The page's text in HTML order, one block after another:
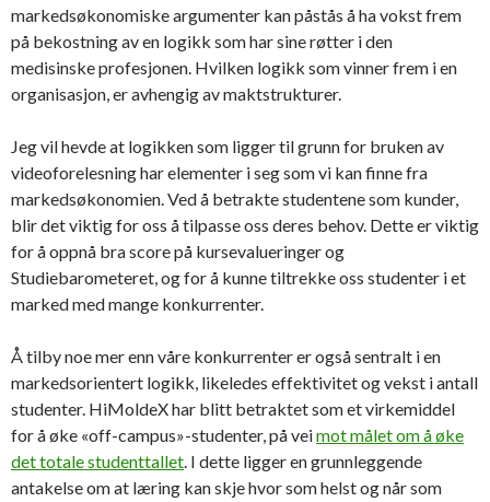
markedsøkonomiske argumenter kan påstås å ha vokst frem
på bekostning av en logikk som har sine røtter i den
medisinske profesjonen. Hvilken logikk som vinner frem i en
organisasjon, er avhengig av maktstrukturer.
Jeg vil hevde at logikken som ligger til grunn for bruken av
videoforelesning har elementer i seg som vi kan finne fra
markedsøkonomien. Ved å betrakte studentene som kunder,
blir det viktig for oss å tilpasse oss deres behov. Dette er viktig
for å oppnå bra score på kursevalueringer og
Studiebarometeret, og for å kunne tiltrekke oss studenter i et
marked med mange konkurrenter.
Å tilby noe mer enn våre konkurrenter er også sentralt i en
markedsorientert logikk, likeledes effektivitet og vekst i antall
studenter. HiMoldeX har blitt betraktet som et virkemiddel
for å øke «off-campus»-studenter, på veimot målet om å øke
det totale studenttallet. I dette ligger en grunnleggende
antakelse om at læring kan skje hvor som helst og når som